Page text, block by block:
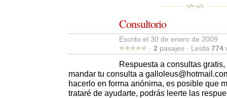
Consultorio
Escrito el 30 de enero de 2009
· 2 pasajes · Leída 774
Respuesta a consultas
mandar tu consulta a
hacerlo en forma anónima, es posible que
trataré de ayudarte, podrás leerte las